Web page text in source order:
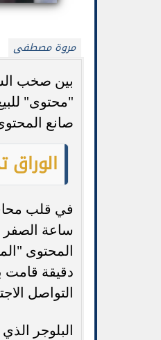
مروة مصطفى
بين صخب
"محتوى"
صانع
في قلب
ساعة الصفر
المحتوى
دقيقة قامت
التواصل
البلوجر
بيتزا الجبن القريش بدون خميرة:
وسريعة